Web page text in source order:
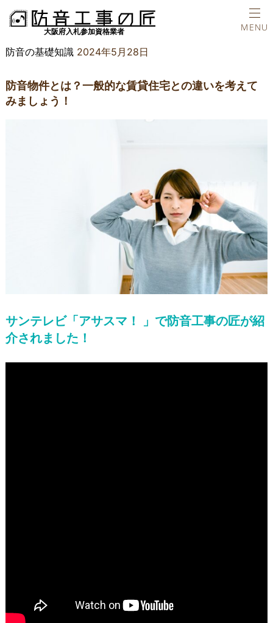
MENU
防音の基礎知識 2024年5月28日
防音物件とは？一般的な賃貸住宅との違いを考えて
みましょう！
サンテレビ「アサスマ！ 」で防音工事の匠が紹
介されました！